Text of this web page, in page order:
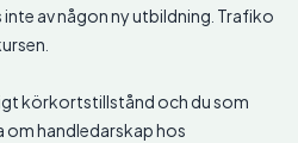
av någon ny utbildning. Trafiko
körkortstillstånd och du som
om handledarskap hos